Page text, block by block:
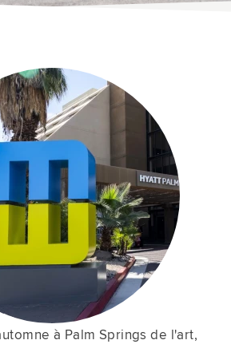
à Palm Springs de l'art,